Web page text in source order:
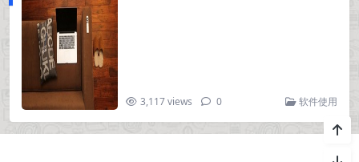
3,117 views 0 软件使用